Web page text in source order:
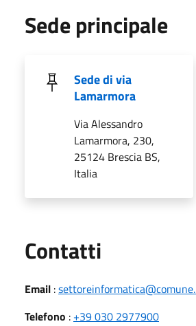
Sede principale
Sede di via
Lamarmora
Via Alessandro
Lamarmora, 230,
25124 Brescia BS,
Italia
Contatti
Email :
Telefono : +39 030 2977900